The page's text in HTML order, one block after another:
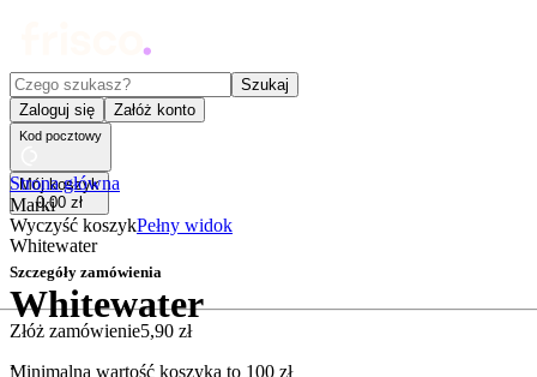
Czego szukasz?
Szukaj
Zaloguj się
Załóż konto
Kod pocztowy
Mój koszyk
0,00 zł
Wyczyść koszykPełny widok
Szczegóły zamówienia
Złóż zamówienie5,90 zł
Minimalna wartość koszyka to 100 zł
Strona główna
Marki
Whitewater
Whitewater
.